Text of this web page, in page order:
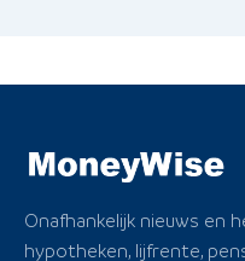
Onafhankelijk nieuws en
hypotheken, lijfrente,